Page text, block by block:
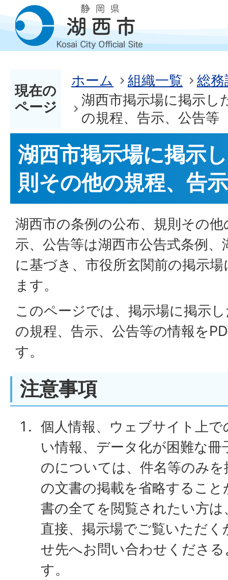
現在の
ページ
ホーム 組織一覧
総務
湖西市掲示場に掲示し
の規程、告示、公告等
湖西市掲示場に掲示
則その他の規程、告
湖西市の条例の公布、規則その
示、公告等は湖西市公告式条例、
に基づき、市役所玄関前の掲示
ます。
このページでは、掲示場に掲示
の規程、告示、公告等の情報を
す。
注意事項
個人情報、ウェブサイト上
い情報、データ化が困難な
のについては、件名等のみ
の文書の掲載を省略するこ
書の全てを閲覧されたい方
直接、掲示場でご覧いただ
せ先へお問い合わせくださ
す。